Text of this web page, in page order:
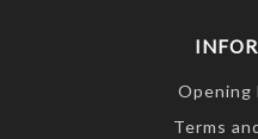
Opening
Terms